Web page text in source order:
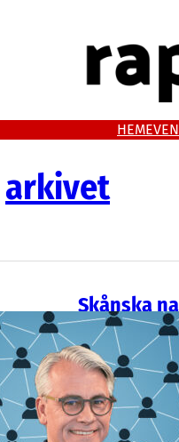
HEM
arkivet
Skånska
Fakta
AegirBio
Avsalt Dug
Spermosens
Björn Wetterling,
Takwa, Patrik
Intellego-affären
profiler, senast